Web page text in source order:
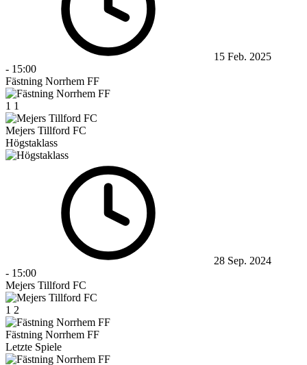
15 Feb. 2025
- 15:00
Fästning Norrhem FF
1 1
Mejers Tillford FC
Högstaklass
28 Sep. 2024
- 15:00
Mejers Tillford FC
1 2
Fästning Norrhem FF
Letzte Spiele